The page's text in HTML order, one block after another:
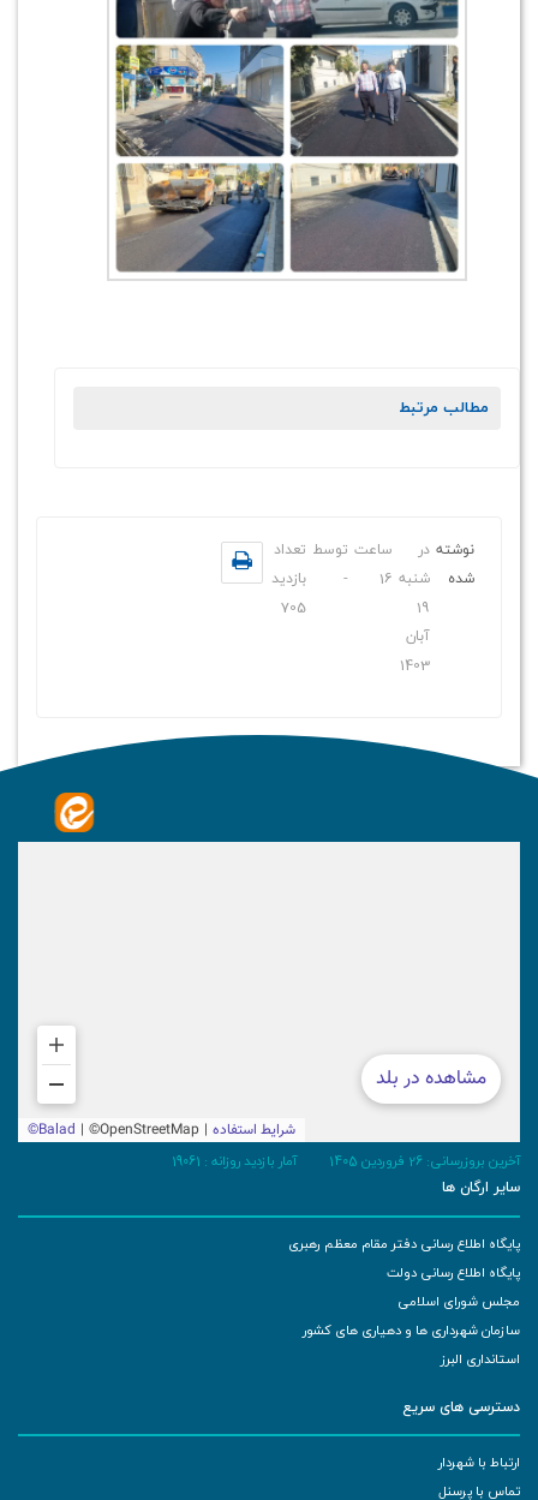
مطالب مرتبط
نوشته
شده
در
شنبه
19
آبان
1403
ساعت
16
توسط
-
تعداد
بازدید
705
آخرین بروزرسانی: 26 فروردین 1405 آمار بازدید روزانه : 19061
سایر ارگان ها
پایگاه اطلاع رسانی دفتر مقام معظم رهبری
پایگاه اطلاع رسانی دولت
مجلس شورای اسلامی
سازمان شهرداری ها و دهیاری های کشور
استانداری البرز
دسترسی های سریع
ارتباط با شهردار
تماس با پرسنل